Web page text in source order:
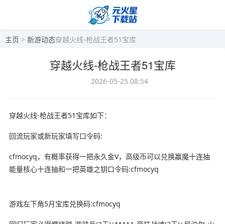
主页 > 新游动态穿越火线-枪战王者51宝库
穿越火线-枪战王者51宝库
2026-05-25 08:54
穿越火线-枪战王者51宝库如下：
回流玩家或新玩家填写口令码:
cfmocyq，有概率获得一把永久金V，高级币可以兑换羸魔十连抽
能量核心十连抽和一把英雄之钥口令码:cfmocyq
游戏左下角5月宝库兑换码:cfmocyq